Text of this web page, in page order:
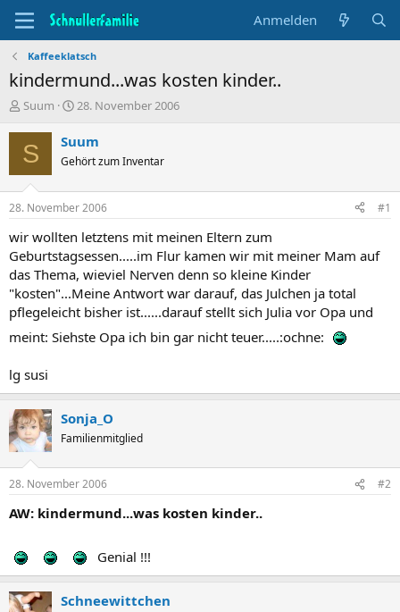
Anmelden
Kaffeeklatsch
kindermund...was kosten kinder..
T
e
m
n
t
a
t
e
r
Suum
B
g
i
n
a
t
m
28. November 2006
S Suum
Gehört zum Inventar
28. November 2006 #1
wir wollten letztens mit meinen Eltern zum
Geburtstagsessen.....im Flur kamen wir mit meiner Mam auf
das Thema, wieviel Nerven denn so kleine Kinder
"kosten"...Meine Antwort war darauf, das Julchen ja total
pflegeleicht bisher ist......darauf stellt sich Julia vor Opa und
meint: Siehste Opa ich bin gar nicht teuer.....:ochne:
lg susi
Sonja_O
Familienmitglied
28. November 2006 #2
AW: kindermund...was kosten kinder..
Genial !!!
Schneewittchen